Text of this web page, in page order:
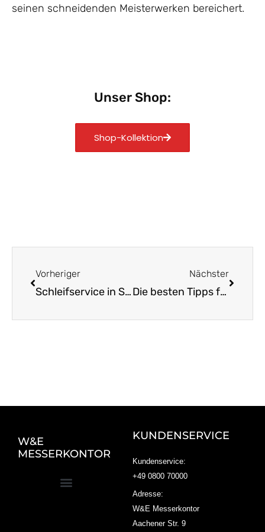
seinen schneidenden Meisterwerken bereichert.
Unser Shop:
Shop-Kollektion
Vorheriger
Schleifservice in Solingen: Bewahren Sie Ihre Messerqualität
Nächster
Die besten Tipps für dein ideales Küchenmesser
W&E
MESSERKONTOR
KUNDENSERVICE
Kundenservice:
+49 0800 70000
Adresse:
W&E Messerkontor
Aachener Str. 9